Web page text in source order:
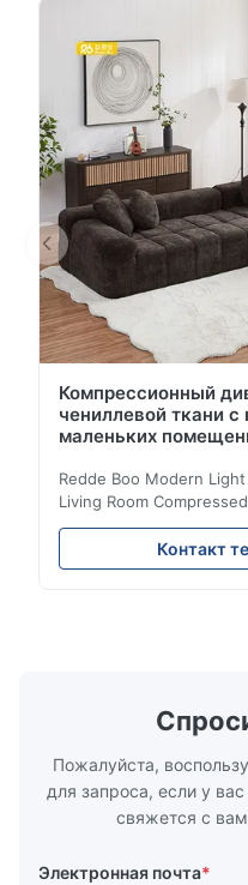
эргономичный дизайн
эргономичный дизайн
губки высокой
комфорта.2-местная
Компрессионный
чениллевой ткани
маленьких
Redde Boo Modern
Living Room
Lounge Product
soft sectional sofa
spaces, featuring a
Контакт
Пожалуйста,
для запроса, если у
свяжется с
Электронная почта*